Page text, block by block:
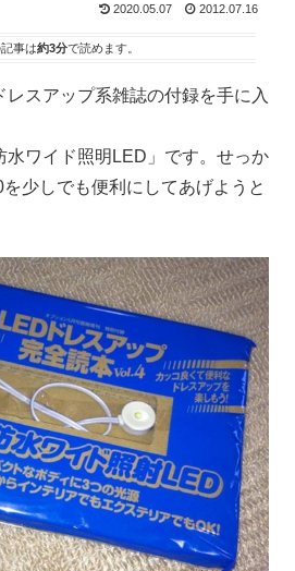
2020.05.07 2012.07.16
事は約3分で読めます。
レスアップ系雑誌の付録を手に入
水ワイド照明LED」です。せっか
少しでも便利にしてあげようと